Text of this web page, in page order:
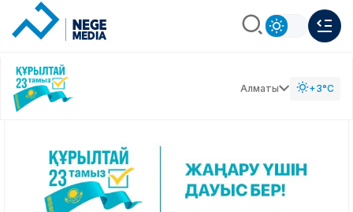
Алматы +3°C